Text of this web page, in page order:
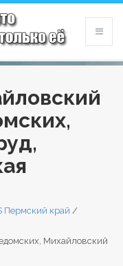
Пермский край /
Михайловский